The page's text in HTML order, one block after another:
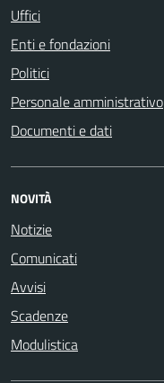
Uffici
Enti e fondazioni
Politici
Personale amministrativo
Documenti e dati
NOVITÀ
Notizie
Comunicati
Avvisi
Scadenze
Modulistica